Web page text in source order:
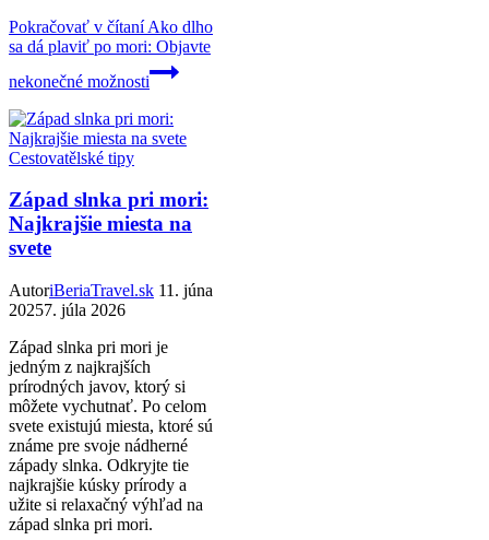
Pokračovať v čítaníAko dlho
sa dá plaviť po mori: Objavte
nekonečné možnosti
Cestovatělské tipy
Západ slnka pri mori:
Najkrajšie miesta na
svete
AutoriBeriaTravel.sk 11. júna
20257. júla 2026
Západ slnka pri mori je
jedným z najkrajších
prírodných javov, ktorý si
môžete vychutnať. Po celom
svete existujú miesta, ktoré sú
známe pre svoje nádherné
západy slnka. Odkryjte tie
najkrajšie kúsky prírody a
užite si relaxačný výhľad na
západ slnka pri mori.